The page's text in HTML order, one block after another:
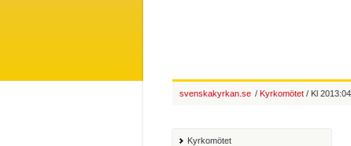
Kyrkomötet
svenskakyrkan.se / Kyrkomötet / Kl